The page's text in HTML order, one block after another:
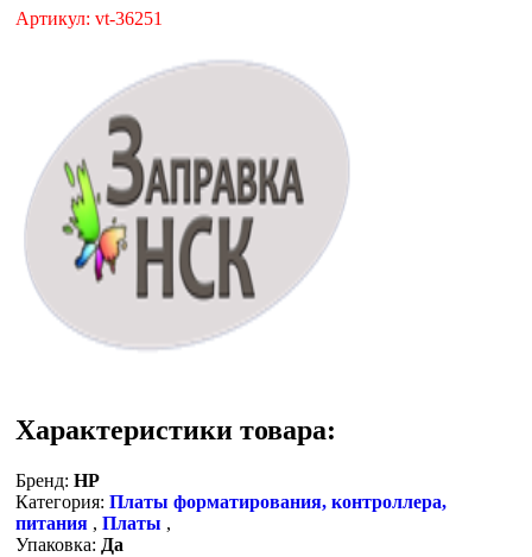
Артикул: vt-36251
Характеристики товара:
Бренд: HP
Категория: Платы форматирования, контроллера,
питания , Платы ,
Упаковка: Да